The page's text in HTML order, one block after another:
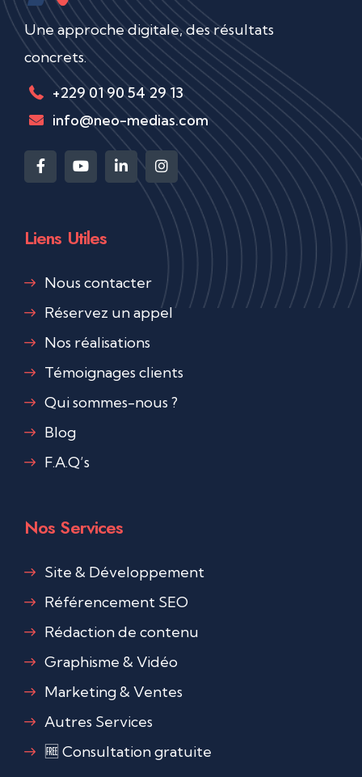
Une approche digitale, des résultats
concrets.
+229 01 90 54 29 13
info@neo-medias.com
Liens Utiles
Nous contacter
Réservez un appel
Nos réalisations
Témoignages clients
Qui sommes-nous ?
Blog
F.A.Q’s
Nos Services
Site & Développement
Référencement SEO
Rédaction de contenu
Graphisme & Vidéo
Marketing & Ventes
Autres Services
🆓 Consultation gratuite